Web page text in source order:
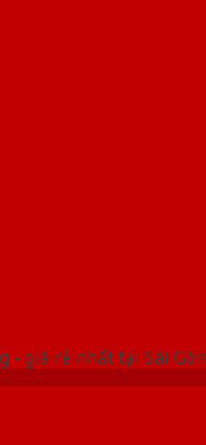
- giá rẻ nhất tại Sài Gòn